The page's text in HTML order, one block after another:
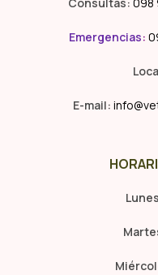
Emergencias:
E-mail: